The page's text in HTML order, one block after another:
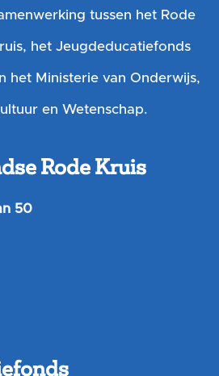
tussen het Rode
het Jeugdeducatiefonds
het Ministerie van Onderwijs,
en Wetenschap.
Rode Kruis
50